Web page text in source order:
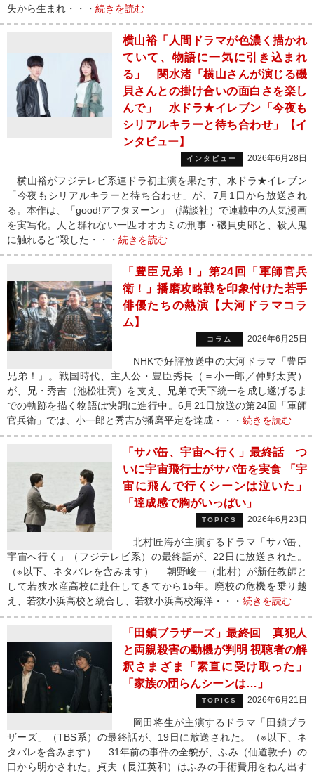
失から生まれ・・・ 続きを読む
横山裕「人間ドラマが色濃く描かれ
ていて、物語に一気に引き込まれ
る」 関水渚「横山さんが演じる磯
貝さんとの掛け合いの面白さを楽し
んで」 水ドラ★イレブン「今夜も
シリアルキラーと待ち合わせ」【イ
ンタビュー】
インタビュー 2026年6月28日
横山裕がフジテレビ系連ドラ初主演を果たす、水ドラ★イレブン
「今夜もシリアルキラーと待ち合わせ」が、7月1日から放送され
る。本作は、「good!アフタヌーン」（講談社）で連載中の人気漫画
を実写化。人と群れない一匹オオカミの刑事・磯貝史郎と、殺人鬼
に触れると“殺した・・・ 続きを読む
「豊臣兄弟！」第24回「軍師官兵
衛！」播磨攻略戦を印象付けた若手
俳優たちの熱演【大河ドラマコラ
ム】
コラム 2026年6月25日
NHKで好評放送中の大河ドラマ「豊臣
兄弟！」。戦国時代、主人公・豊臣秀長（＝小一郎／仲野太賀）
が、兄・秀吉（池松壮亮）を支え、兄弟で天下統一を成し遂げるま
での軌跡を描く物語は快調に進行中。6月21日放送の第24回「軍師
官兵衛」では、小一郎と秀吉が播磨平定を達成・・・ 続きを読む
「サバ缶、宇宙へ行く」最終話 つ
いに宇宙飛行士がサバ缶を実食 「宇
宙に飛んで行くシーンは泣いた」
「達成感で胸がいっぱい」
TOPICS 2026年6月23日
北村匠海が主演するドラマ「サバ缶、
宇宙へ行く」（フジテレビ系）の最終話が、22日に放送された。
（※以下、ネタバレを含みます） 朝野峻一（北村）が新任教師と
して若狭水産高校に赴任してきてから15年。廃校の危機を乗り越
え、若狭小浜高校と統合し、若狭小浜高校海洋・・・ 続きを読む
「田鎖ブラザーズ」最終回 真犯人
と両親殺害の動機が判明 視聴者の解
釈さまざま「素直に受け取った」
「家族の団らんシーンは…」
TOPICS 2026年6月21日
岡田将生が主演するドラマ「田鎖ブラ
ザーズ」（TBS系）の最終話が、19日に放送された。（※以下、ネ
タバレを含みます） 31年前の事件の全貌が、ふみ（仙道敦子）の
口から明かされた。貞夫（長江英和）はふみの手術費用をねん出す